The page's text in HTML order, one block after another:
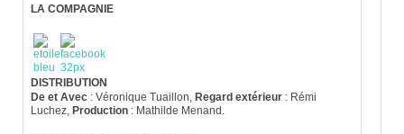
LA COMPAGNIE
DISTRIBUTION
De et Avec : Véronique Tuaillon, Regard extérieur : Rémi
Luchez, Production : Mathilde Menand.